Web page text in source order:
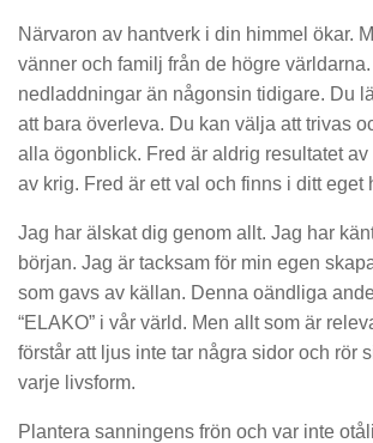
Närvaron av hantverk i din himmel ökar.
vänner och familj från de högre
nedladdningar än någonsin tidigare. Du
att bara överleva. Du kan välja att trivas
alla ögonblick. Fred är aldrig resultatet av
av krig. Fred är ett val och finns i ditt eget
Jag har älskat dig genom allt. Jag har
början. Jag är tacksam för min egen
som gavs av källan. Denna oändliga
“ELAKO” i vår värld. Men allt som är
förstår att ljus inte tar några sidor och rör
varje livsform.
Plantera sanningens frön och var inte